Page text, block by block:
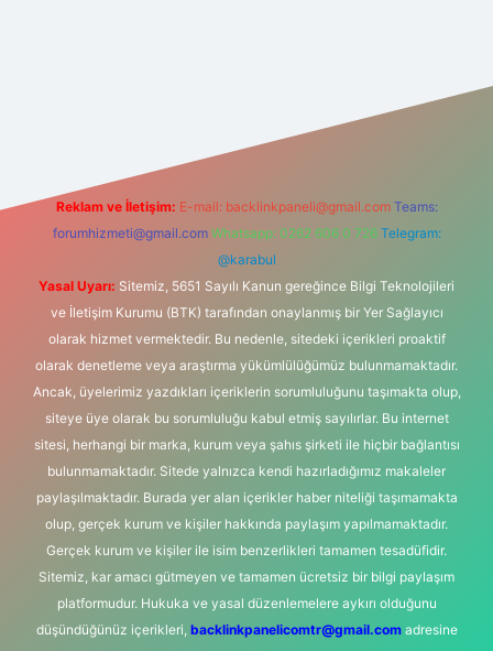
Reklam ve İletişim: E-mail: backlinkpaneli@gmail.com Teams:
forumhizmeti@gmail.com Whatsapp: 0262 606 0 726 Telegram:
@karabul
Yasal Uyarı: Sitemiz, 5651 Sayılı Kanun gereğince Bilgi Teknolojileri
ve İletişim Kurumu (BTK) tarafından onaylanmış bir Yer Sağlayıcı
olarak hizmet vermektedir. Bu nedenle, sitedeki içerikleri proaktif
olarak denetleme veya araştırma yükümlülüğümüz bulunmamaktadır.
Ancak, üyelerimiz yazdıkları içeriklerin sorumluluğunu taşımakta olup,
siteye üye olarak bu sorumluluğu kabul etmiş sayılırlar. Bu internet
sitesi, herhangi bir marka, kurum veya şahıs şirketi ile hiçbir bağlantısı
bulunmamaktadır. Sitede yalnızca kendi hazırladığımız makaleler
paylaşılmaktadır. Burada yer alan içerikler haber niteliği taşımamakta
olup, gerçek kurum ve kişiler hakkında paylaşım yapılmamaktadır.
Gerçek kurum ve kişiler ile isim benzerlikleri tamamen tesadüfidir.
Sitemiz, kar amacı gütmeyen ve tamamen ücretsiz bir bilgi paylaşım
platformudur. Hukuka ve yasal düzenlemelere aykırı olduğunu
düşündüğünüz içerikleri, backlinkpanelicomtr@gmail.comadresine